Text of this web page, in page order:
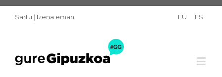
Sartu | Izena eman EU ES